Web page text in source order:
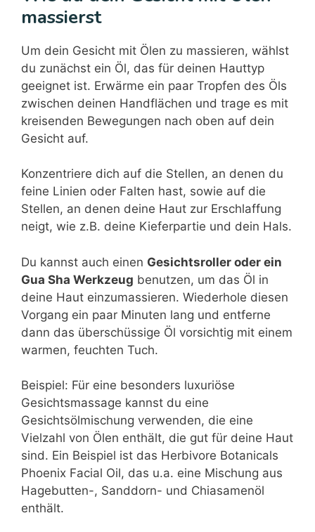
massierst
Um dein Gesicht mit Ölen zu massieren, wählst
du zunächst ein Öl, das für deinen Hauttyp
geeignet ist. Erwärme ein paar Tropfen des Öls
zwischen deinen Handflächen und trage es mit
kreisenden Bewegungen nach oben auf dein
Gesicht auf.
Konzentriere dich auf die Stellen, an denen du
feine Linien oder Falten hast, sowie auf die
Stellen, an denen deine Haut zur Erschlaffung
neigt, wie z.B. deine Kieferpartie und dein Hals.
Du kannst auch einen Gesichtsroller oder ein
Gua Sha Werkzeug benutzen, um das Öl in
deine Haut einzumassieren. Wiederhole diesen
Vorgang ein paar Minuten lang und entferne
dann das überschüssige Öl vorsichtig mit einem
warmen, feuchten Tuch.
Beispiel: Für eine besonders luxuriöse
Gesichtsmassage kannst du eine
Gesichtsölmischung verwenden, die eine
Vielzahl von Ölen enthält, die gut für deine Haut
sind. Ein Beispiel ist das Herbivore Botanicals
Phoenix Facial Oil, das u.a. eine Mischung aus
Hagebutten-, Sanddorn- und Chiasamenöl
enthält.